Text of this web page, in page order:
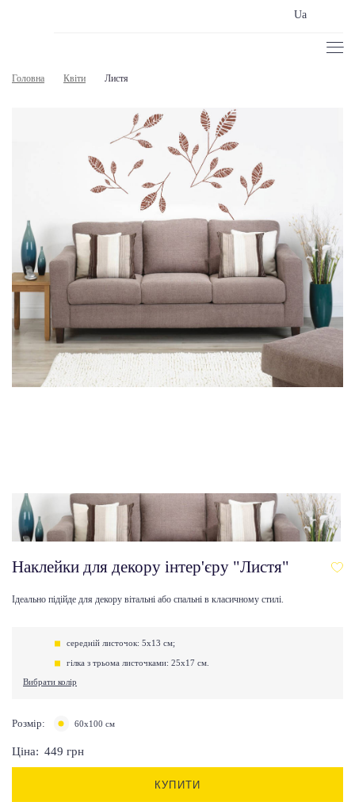
Ua
Головна Квіти Листя
Наклейки для декору інтер'єру "Листя"
Ідеально підійде для декору вітальні або спальні в класичному стилі.
середній листочок: 5х13 см;
гілка з трьома листочками: 25х17 см.
Вибрати колір
Розмір: 60х100 см
Ціна: 449 грн
КУПИТИ